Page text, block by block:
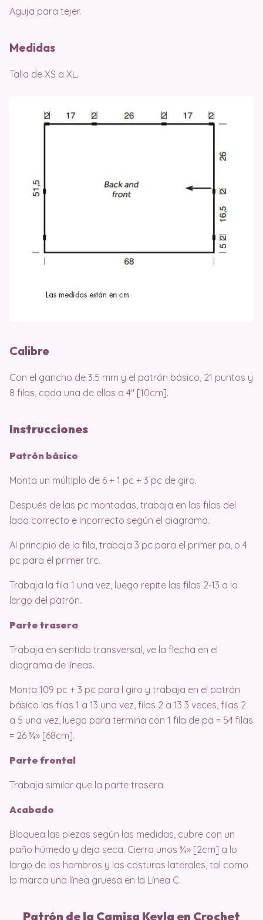
Aguja para tejer.
Medidas
Talla de XS a XL.
Calibre
Con el gancho de 3.5 mm y el patrón básico, 21 puntos y
8 filas, cada una de ellas a 4″ [10cm].
Instrucciones
Patrón básico
Monta un múltiplo de 6 + 1 pc + 3 pc de giro.
Después de las pc montadas, trabaja en las filas del
lado correcto e incorrecto según el diagrama.
Al principio de la fila, trabaja 3 pc para el primer pa, o 4
pc para el primer trc.
Trabaja la fila 1 una vez, luego repite las filas 2-13 a lo
largo del patrón.
Parte trasera
Trabaja en sentido transversal, ve la flecha en el
diagrama de líneas.
Monta 109 pc + 3 pc para l giro y trabaja en el patrón
básico las filas 1 a 13 una vez, filas 2 a 13 3 veces, filas 2
a 5 una vez, luego para termina con 1 fila de pa = 54 filas
= 26 ¾» [68cm].
Parte frontal
Trabaja similar que la parte trasera.
Acabado
Bloquea las piezas según las medidas, cubre con un
paño húmedo y deja seca. Cierra unos ¾» [2cm] a lo
largo de los hombros y las costuras laterales, tal como
lo marca una línea gruesa en la Línea C.
Patrón de la Camisa Keyla en Crochet